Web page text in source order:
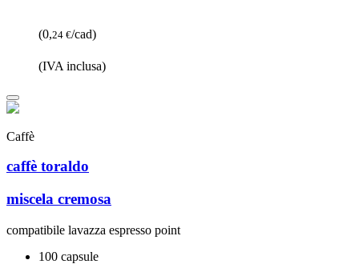
(0,24 €/cad)
(IVA inclusa)
Caffè
caffè toraldo
miscela cremosa
compatibile lavazza espresso point
100 capsule